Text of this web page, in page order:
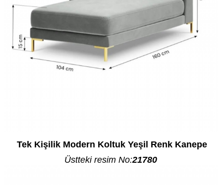
Tek Kişilik Modern Koltuk Yeşil Renk Kanepe
Üstteki resim No:21780